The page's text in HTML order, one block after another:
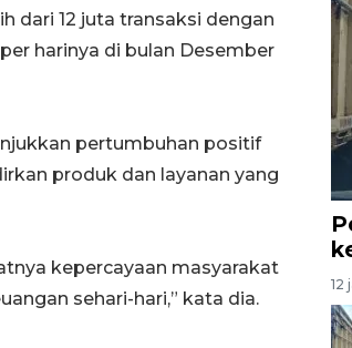
dari 12 juta transaksi dengan
harinya di bulan Desember
pertumbuhan positif
produk dan layanan yang
kepercayaan masyarakat
sehari-hari,” kata dia.
12